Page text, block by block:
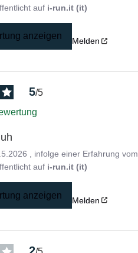
auf i-run.it (it)
anzeigen Melden
5/5
, infolge einer Erfahrung vom
auf i-run.it (it)
anzeigen Melden